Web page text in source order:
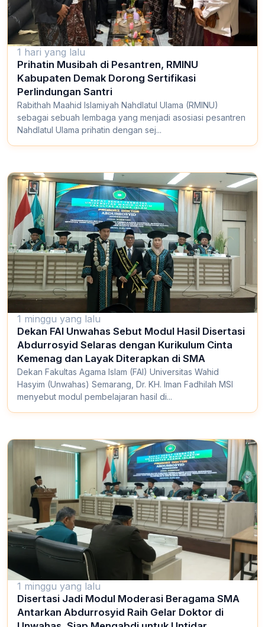
1 hari yang lalu
Prihatin Musibah di Pesantren, RMINU
Kabupaten Demak Dorong Sertifikasi
Perlindungan Santri
Rabithah Maahid Islamiyah Nahdlatul Ulama (RMINU)
sebagai sebuah lembaga yang menjadi asosiasi pesantren
Nahdlatul Ulama prihatin dengan sej...
1 minggu yang lalu
Dekan FAI Unwahas Sebut Modul Hasil Disertasi
Abdurrosyid Selaras dengan Kurikulum Cinta
Kemenag dan Layak Diterapkan di SMA
Dekan Fakultas Agama Islam (FAI) Universitas Wahid
Hasyim (Unwahas) Semarang, Dr. KH. Iman Fadhilah MSI
menyebut modul pembelajaran hasil di...
1 minggu yang lalu
Disertasi Jadi Modul Moderasi Beragama SMA
Antarkan Abdurrosyid Raih Gelar Doktor di